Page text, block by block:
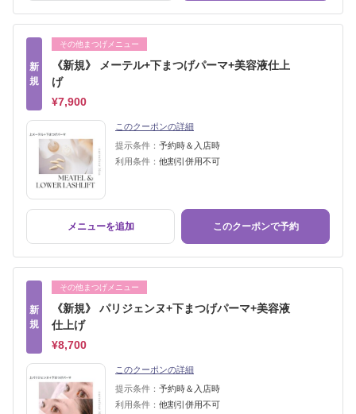
新
規
その他まつげメニュー
《新規》 メーテル+下まつげパーマ+美容液仕上
げ
¥7,900
このクーポンの詳細
提示条件： 予約時＆入店時
利用条件： 他割引併用不可
メニューを追加 このクーポンで予約
新
規
その他まつげメニュー
《新規》 パリジェンヌ+下まつげパーマ+美容液
仕上げ
¥8,700
このクーポンの詳細
提示条件： 予約時＆入店時
利用条件： 他割引併用不可